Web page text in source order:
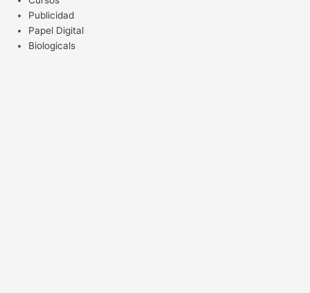
Publicidad
Papel Digital
Biologicals